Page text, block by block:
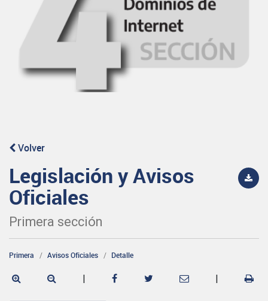
Volver
Legislación y Avisos
Oficiales
Primera sección
Primera Avisos Oficiales Detalle
| |